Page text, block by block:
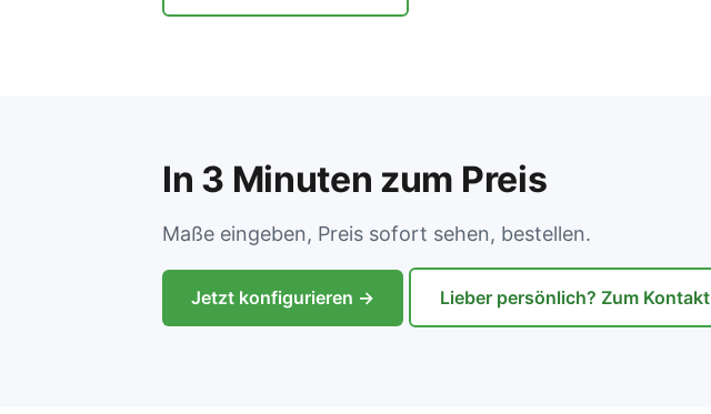
In 3 Minuten zum Preis
Maße eingeben, Preis sofort sehen, bestellen.
Jetzt konfigurieren → Lieber persönlich? Zum Kontakt